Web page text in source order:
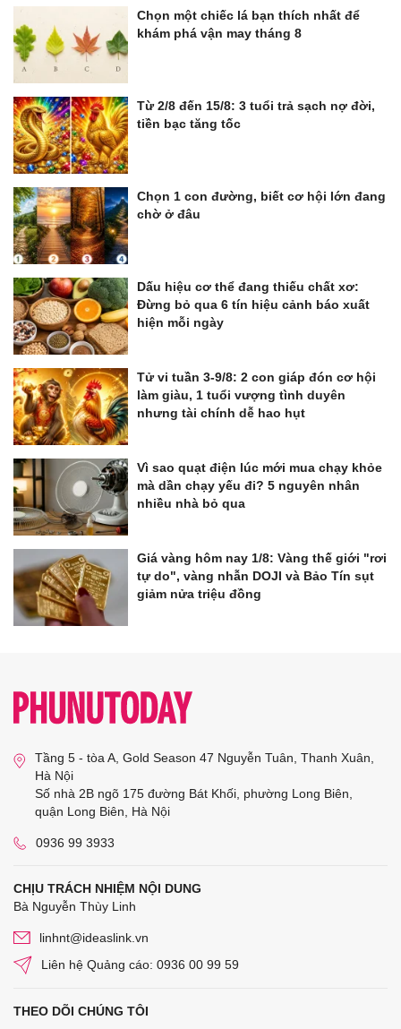
Chọn một chiếc lá bạn thích nhất để
khám phá vận may tháng 8
Từ 2/8 đến 15/8: 3 tuổi trả sạch nợ đời,
tiền bạc tăng tốc
Chọn 1 con đường, biết cơ hội lớn đang
chờ ở đâu
Dấu hiệu cơ thể đang thiếu chất xơ:
Đừng bỏ qua 6 tín hiệu cảnh báo xuất
hiện mỗi ngày
Tử vi tuần 3-9/8: 2 con giáp đón cơ hội
làm giàu, 1 tuổi vượng tình duyên
nhưng tài chính dễ hao hụt
Vì sao quạt điện lúc mới mua chạy khỏe
mà dần chạy yếu đi? 5 nguyên nhân
nhiều nhà bỏ qua
Giá vàng hôm nay 1/8: Vàng thế giới "rơi
tự do", vàng nhẫn DOJI và Bảo Tín sụt
giảm nửa triệu đồng
Tầng 5 - tòa A, Gold Season 47 Nguyễn Tuân, Thanh Xuân,
Hà Nội
Số nhà 2B ngõ 175 đường Bát Khối, phường Long Biên,
quận Long Biên, Hà Nội
0936 99 3933
CHỊU TRÁCH NHIỆM NỘI DUNG
Bà Nguyễn Thùy Linh
linhnt@ideaslink.vn
Liên hệ Quảng cáo: 0936 00 99 59
THEO DÕI CHÚNG TÔI